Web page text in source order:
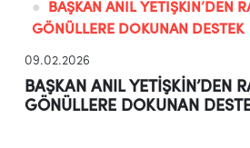
BAŞKAN ANIL YETİŞKİN’DEN
GÖNÜLLERE DOKUNAN DESTEK
09.02.2026
BAŞKAN ANIL YETİŞKİN’DEN
GÖNÜLLERE DOKUNAN